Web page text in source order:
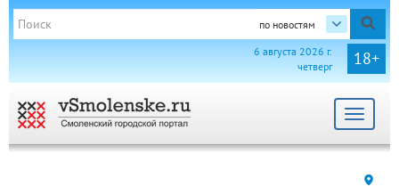
по новостям
18+
6 августа 2026 г.
четверг
Toggle